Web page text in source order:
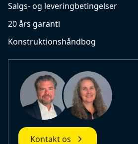
Salgs- og leveringbetingelser
20 års garanti
Konstruktionshåndbog
Kontakt os